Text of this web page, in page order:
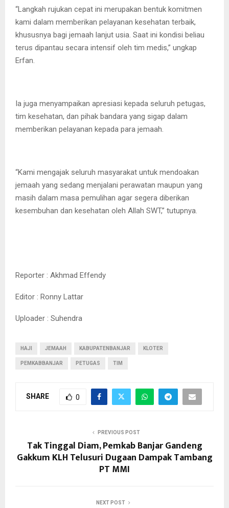
“Langkah rujukan cepat ini merupakan bentuk komitmen
kami dalam memberikan pelayanan kesehatan terbaik,
khususnya bagi jemaah lanjut usia. Saat ini kondisi beliau
terus dipantau secara intensif oleh tim medis,” ungkap
Erfan.
Ia juga menyampaikan apresiasi kepada seluruh petugas,
tim kesehatan, dan pihak bandara yang sigap dalam
memberikan pelayanan kepada para jemaah.
“Kami mengajak seluruh masyarakat untuk mendoakan
jemaah yang sedang menjalani perawatan maupun yang
masih dalam masa pemulihan agar segera diberikan
kesembuhan dan kesehatan oleh Allah SWT,” tutupnya.
Reporter : Akhmad Effendy
Editor : Ronny Lattar
Uploader : Suhendra
HAJI JEMAAH KABUPATENBANJAR KLOTER
PEMKABBANJAR PETUGAS TIM
SHARE 0
PREVIOUS POST
Tak Tinggal Diam, Pemkab Banjar Gandeng
Gakkum KLH Telusuri Dugaan Dampak Tambang
PT MMI
NEXT POST